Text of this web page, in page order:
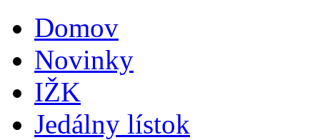
Domov
Novinky
IŽK
Jedálny lístok